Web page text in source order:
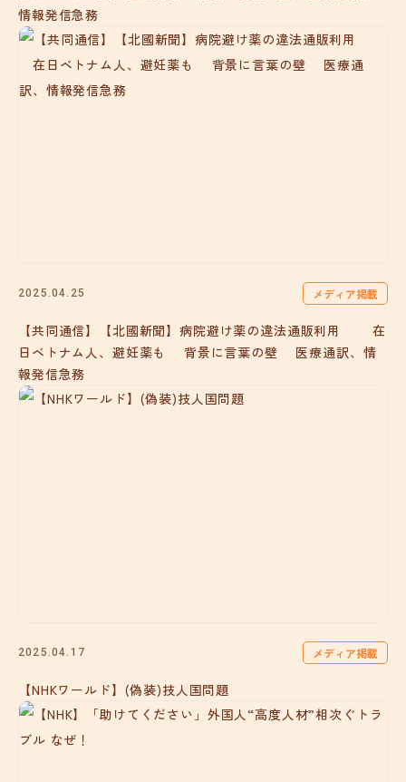
情報発信急務
2025.04.25 メディア掲載
【共同通信】【北國新聞】病院避け薬の違法通販利用 在
日ベトナム人、避妊薬も 背景に言葉の壁 医療通訳、情
報発信急務
2025.04.17 メディア掲載
【NHKワールド】(偽装)技人国問題